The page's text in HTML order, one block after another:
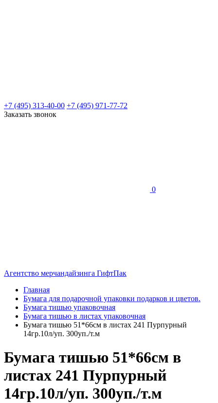
+7 (495) 313-40-00 +7 (495) 971-77-72
Заказать звонок
0
Агентство мерчандайзинга ГифтПак
Главная
Бумага для подарочной упаковки подарков и цветов.
Бумага тишью упаковочная
Бумага тишью в листах упаковочная
Бумага тишью 51*66см в листах 241 Пурпурный
14гр.10л/уп. 300уп./т.м
Бумага тишью 51*66см в
листах 241 Пурпурный
14гр.10л/уп. 300уп./т.м